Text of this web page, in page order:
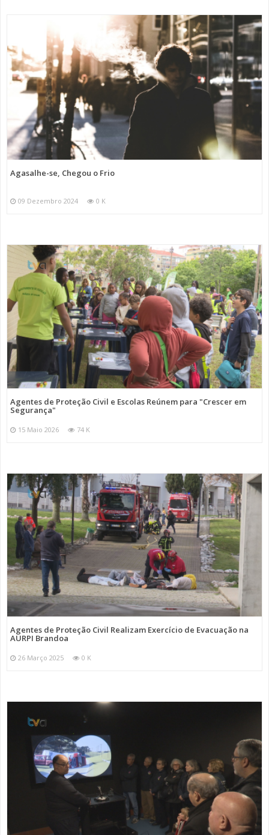
Agasalhe-se, Chegou o Frio
09 Dezembro 2024 0 K
Agentes de Proteção Civil e Escolas Reúnem para "Crescer em
Segurança"
15 Maio 2026 74 K
Agentes de Proteção Civil Realizam Exercício de Evacuação na
AURPI Brandoa
26 Março 2025 0 K